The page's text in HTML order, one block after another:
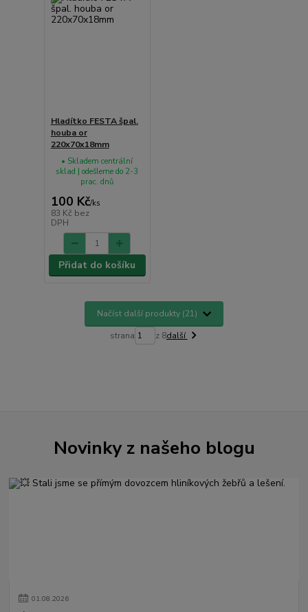
Hladítko FESTA špal.
houba or
220x70x18mm
100 Kč/ks
83 Kč bez
DPH
• Skladem centrální
sklad | odešleme do 2-3
prac. dnů
Přidat do košíku
Načíst další produkty (21)
strana z 8další
Novinky z našeho blogu
01.08.2026